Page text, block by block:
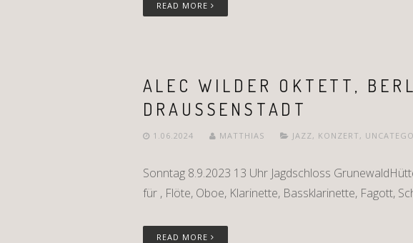
READ MORE
ALEC WILDER OKTETT,
DRAUSSENSTADT
1.06.2024 MATTHIAS JAZZ, KONZERT ,
Sonntag 8.9.2023 13 Uhr Jagdschloss
für , Flöte, Oboe, Klarinette, Bassklarinette, Fagott,
READ MORE